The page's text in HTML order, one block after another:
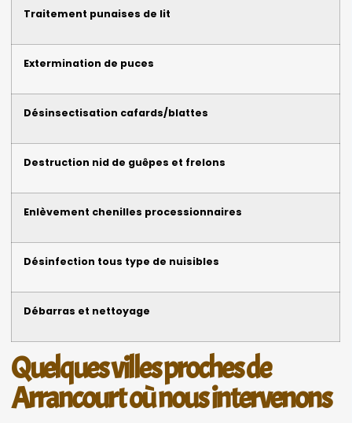
Traitement punaises de lit
Extermination de puces
Désinsectisation cafards/blattes
Destruction nid de guêpes et frelons
Enlèvement chenilles processionnaires
Désinfection tous type de nuisibles
Débarras et nettoyage
Quelques villes proches de
Arrancourt où nous intervenons